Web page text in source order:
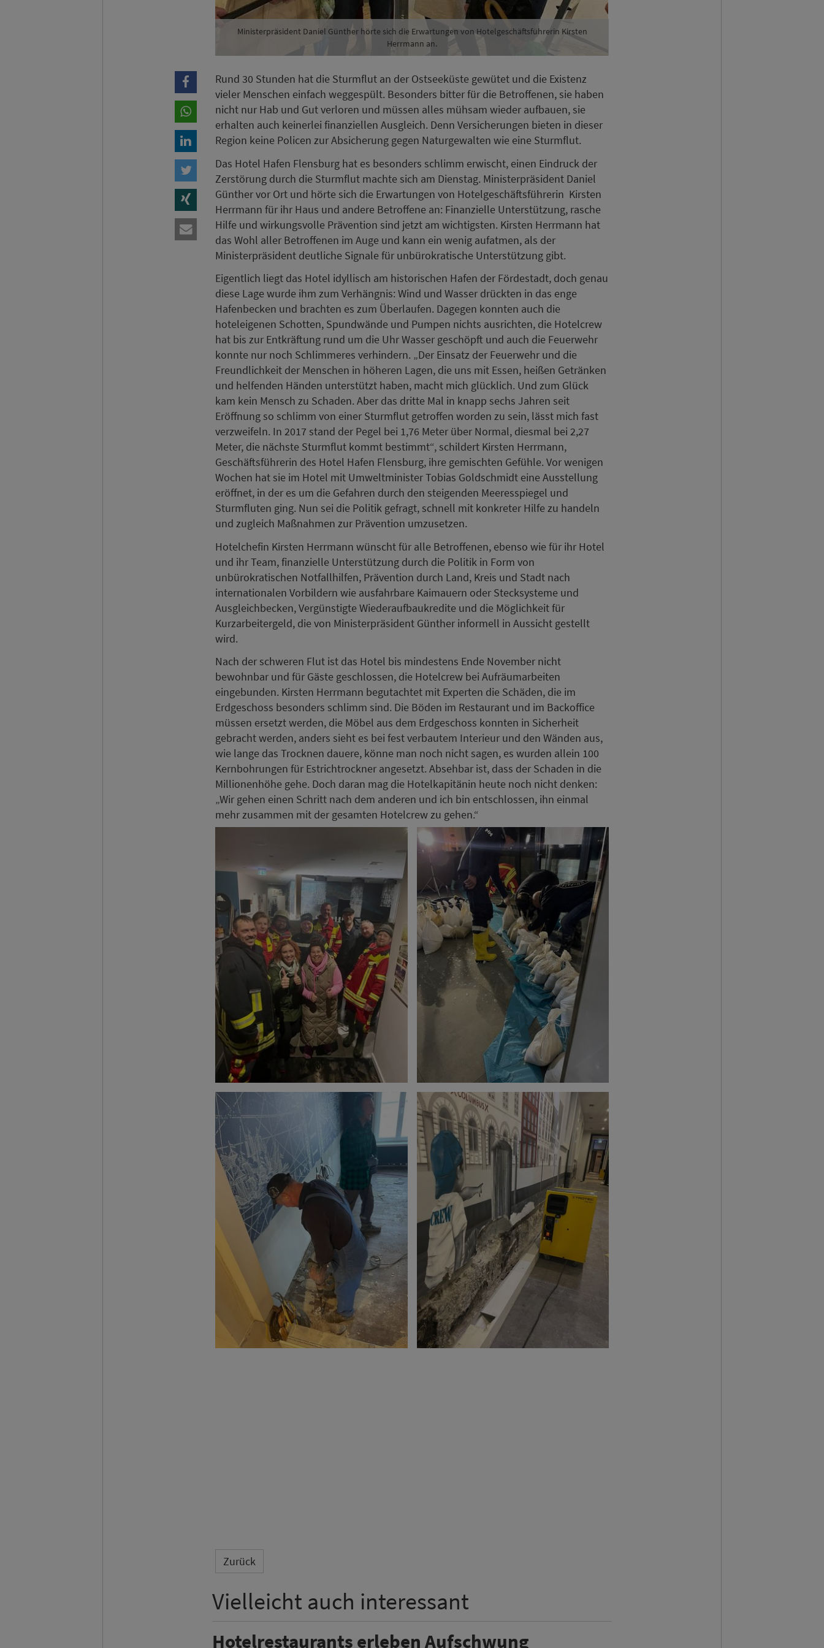
Ministerpräsident Daniel Günther hörte sich die Erwartungen von Hotelgeschäftsführerin Kirsten
Herrmann an.
Rund 30 Stunden hat die Sturmflut an der Ostseeküste gewütet und die Existenz
vieler Menschen einfach weggespült. Besonders bitter für die Betroffenen, sie haben
nicht nur Hab und Gut verloren und müssen alles mühsam wieder aufbauen, sie
erhalten auch keinerlei finanziellen Ausgleich. Denn Versicherungen bieten in dieser
Region keine Policen zur Absicherung gegen Naturgewalten wie eine Sturmflut.
Das Hotel Hafen Flensburg hat es besonders schlimm erwischt, einen Eindruck der
Zerstörung durch die Sturmflut machte sich am Dienstag. Ministerpräsident Daniel
Günther vor Ort und hörte sich die Erwartungen von Hotelgeschäftsführerin Kirsten
Herrmann für ihr Haus und andere Betroffene an: Finanzielle Unterstützung, rasche
Hilfe und wirkungsvolle Prävention sind jetzt am wichtigsten. Kirsten Herrmann hat
das Wohl aller Betroffenen im Auge und kann ein wenig aufatmen, als der
Ministerpräsident deutliche Signale für unbürokratische Unterstützung gibt.
Eigentlich liegt das Hotel idyllisch am historischen Hafen der Fördestadt, doch genau
diese Lage wurde ihm zum Verhängnis: Wind und Wasser drückten in das enge
Hafenbecken und brachten es zum Überlaufen. Dagegen konnten auch die
hoteleigenen Schotten, Spundwände und Pumpen nichts ausrichten, die Hotelcrew
hat bis zur Entkräftung rund um die Uhr Wasser geschöpft und auch die Feuerwehr
konnte nur noch Schlimmeres verhindern. „Der Einsatz der Feuerwehr und die
Freundlichkeit der Menschen in höheren Lagen, die uns mit Essen, heißen Getränken
und helfenden Händen unterstützt haben, macht mich glücklich. Und zum Glück
kam kein Mensch zu Schaden. Aber das dritte Mal in knapp sechs Jahren seit
Eröffnung so schlimm von einer Sturmflut getroffen worden zu sein, lässt mich fast
verzweifeln. In 2017 stand der Pegel bei 1,76 Meter über Normal, diesmal bei 2,27
Meter, die nächste Sturmflut kommt bestimmt“, schildert Kirsten Herrmann,
Geschäftsführerin des Hotel Hafen Flensburg, ihre gemischten Gefühle. Vor wenigen
Wochen hat sie im Hotel mit Umweltminister Tobias Goldschmidt eine Ausstellung
eröffnet, in der es um die Gefahren durch den steigenden Meeresspiegel und
Sturmfluten ging. Nun sei die Politik gefragt, schnell mit konkreter Hilfe zu handeln
und zugleich Maßnahmen zur Prävention umzusetzen.
Hotelchefin Kirsten Herrmann wünscht für alle Betroffenen, ebenso wie für ihr Hotel
und ihr Team, finanzielle Unterstützung durch die Politik in Form von
unbürokratischen Notfallhilfen, Prävention durch Land, Kreis und Stadt nach
internationalen Vorbildern wie ausfahrbare Kaimauern oder Stecksysteme und
Ausgleichbecken, Vergünstigte Wiederaufbaukredite und die Möglichkeit für
Kurzarbeitergeld, die von Ministerpräsident Günther informell in Aussicht gestellt
wird.
Nach der schweren Flut ist das Hotel bis mindestens Ende November nicht
bewohnbar und für Gäste geschlossen, die Hotelcrew bei Aufräumarbeiten
eingebunden. Kirsten Herrmann begutachtet mit Experten die Schäden, die im
Erdgeschoss besonders schlimm sind. Die Böden im Restaurant und im Backoffice
müssen ersetzt werden, die Möbel aus dem Erdgeschoss konnten in Sicherheit
gebracht werden, anders sieht es bei fest verbautem Interieur und den Wänden aus,
wie lange das Trocknen dauere, könne man noch nicht sagen, es wurden allein 100
Kernbohrungen für Estrichtrockner angesetzt. Absehbar ist, dass der Schaden in die
Millionenhöhe gehe. Doch daran mag die Hotelkapitänin heute noch nicht denken:
„Wir gehen einen Schritt nach dem anderen und ich bin entschlossen, ihn einmal
mehr zusammen mit der gesamten Hotelcrew zu gehen.“
Zurück
Vielleicht auch interessant
Hotelrestaurants erleben Aufschwung